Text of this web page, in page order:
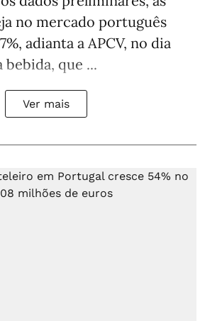
no mercado português
adianta a APCV, no dia
que ...
Ver mais